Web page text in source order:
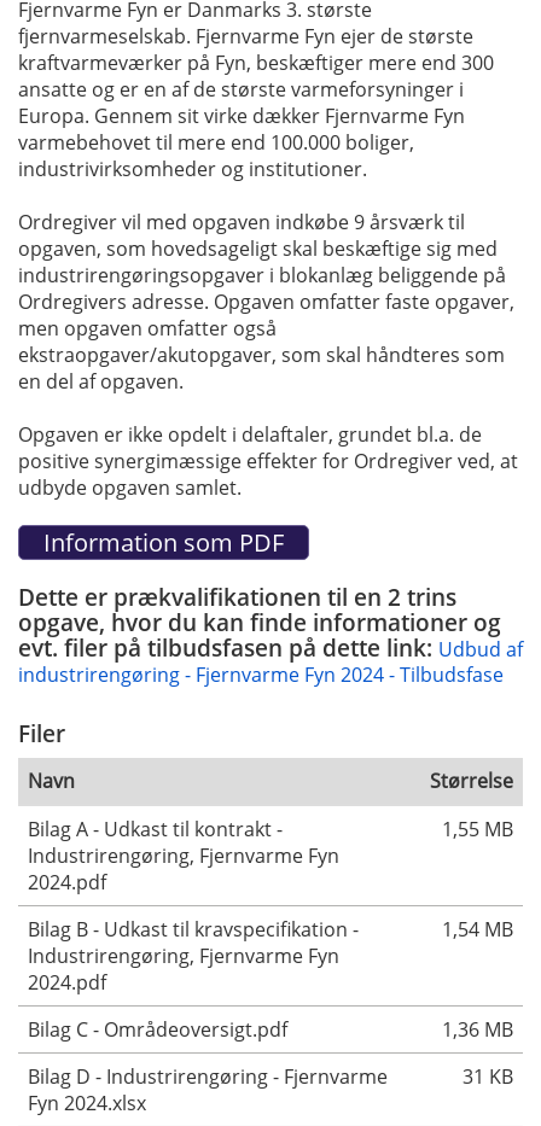
Fjernvarme Fyn er Danmarks 3. største
fjernvarmeselskab. Fjernvarme Fyn ejer de største
kraftvarmeværker på Fyn, beskæftiger mere end 300
ansatte og er en af de største varmeforsyninger i
Europa. Gennem sit virke dækker Fjernvarme Fyn
varmebehovet til mere end 100.000 boliger,
industrivirksomheder og institutioner.
Ordregiver vil med opgaven indkøbe 9 årsværk til
opgaven, som hovedsageligt skal beskæftige sig med
industrirengøringsopgaver i blokanlæg beliggende på
Ordregivers adresse. Opgaven omfatter faste opgaver,
men opgaven omfatter også
ekstraopgaver/akutopgaver, som skal håndteres som
en del af opgaven.
Opgaven er ikke opdelt i delaftaler, grundet bl.a. de
positive synergimæssige effekter for Ordregiver ved, at
udbyde opgaven samlet.
Dette er prækvalifikationen til en 2 trins
opgave, hvor du kan finde informationer og
evt. filer på tilbudsfasen på dette link: Udbud af
industrirengøring - Fjernvarme Fyn 2024 - Tilbudsfase
Filer
Navn
Størrelse
Bilag A - Udkast til kontrakt -
Industrirengøring, Fjernvarme Fyn
2024.pdf
1,55 MB
Bilag B - Udkast til kravspecifikation -
Industrirengøring, Fjernvarme Fyn
2024.pdf
1,54 MB
Bilag C - Områdeoversigt.pdf
1,36 MB
Bilag D - Industrirengøring - Fjernvarme
Fyn 2024.xlsx
31 KB